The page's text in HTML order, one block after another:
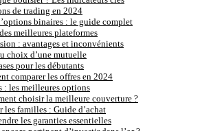
de trading en 2024
binaires : le guide complet
meilleures plateformes
: avantages et inconvénients
choix d’une mutuelle
pour les débutants
comparer les offres en 2024
: les meilleures options
choisir la meilleure couverture ?
familles : Guide d’achat
les garanties essentielles